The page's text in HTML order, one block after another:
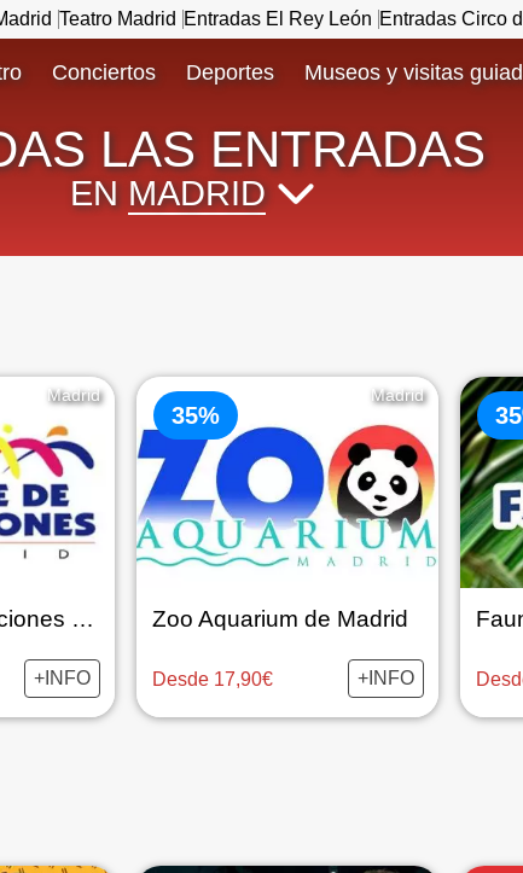
Teatro Madrid Entradas El Rey León Entradas Circo
Conciertos Deportes Museos y visitas
LAS ENTRADAS
EN MADRID
Madrid
Parque de Atracciones de Madrid
+INFO
35%
Madrid
Zoo Aquarium de Madrid
Desde 17,90€ +INFO